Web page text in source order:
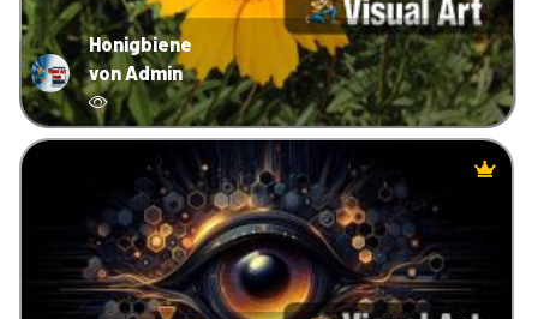
Honigbiene
von Admin